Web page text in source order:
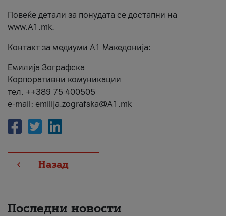
Повеќе детали за понудата се достапни на
www.А1.mk.
Контакт за медиуми А1 Македонија:
Емилија Зографска
Корпоративни комуникации
тел. ++389 75 400505
e-mail: emilija.zografska@A1.mk
Назад
Последни новости